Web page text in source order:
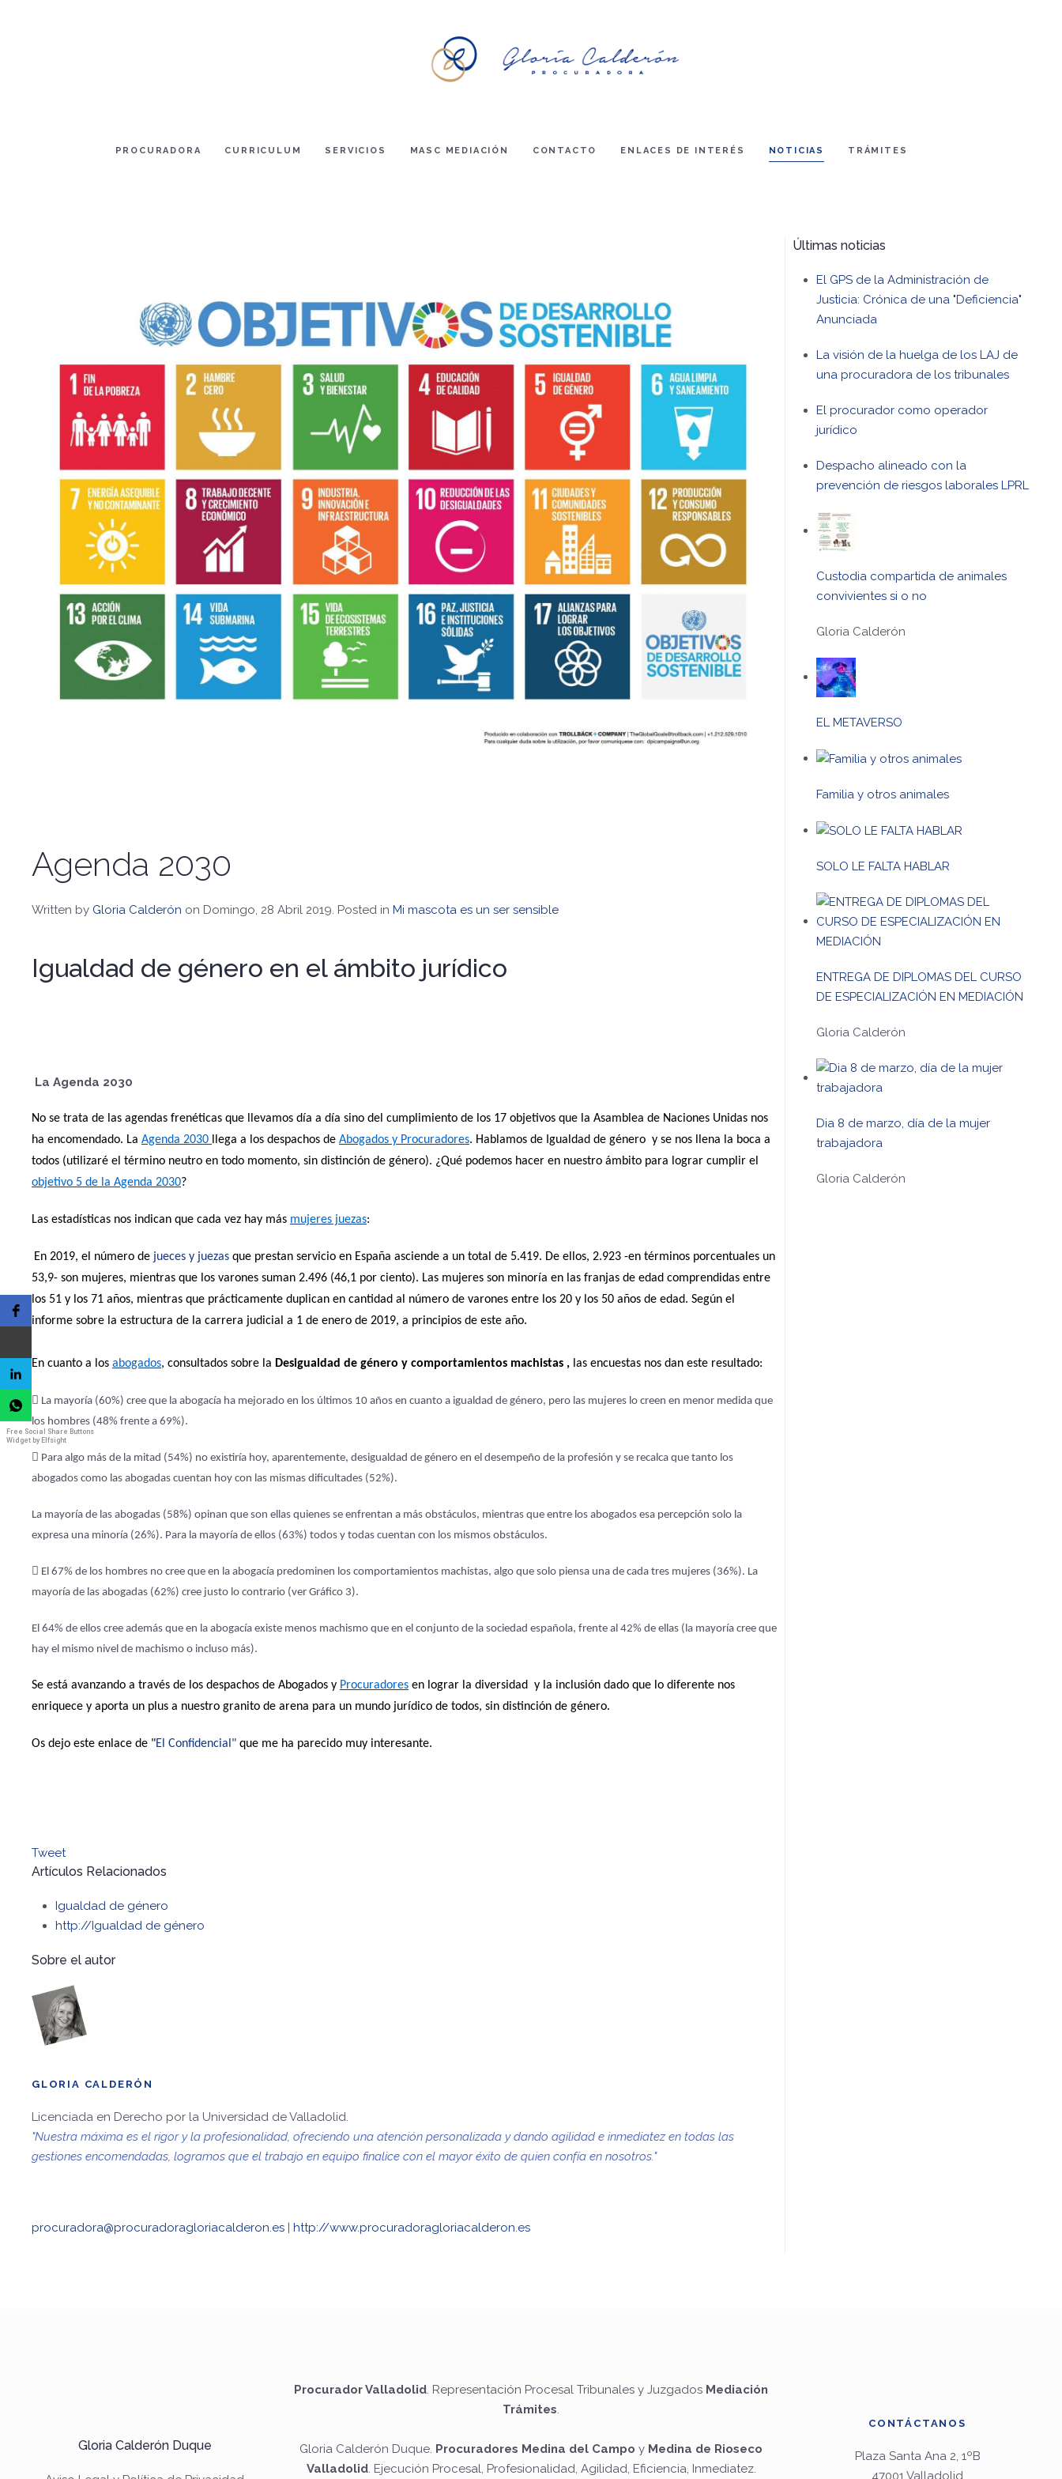
Free Social Share Buttons
Widget by Elfsight
PROCURADORA CURRICULUM SERVICIOS MASC MEDIACIÓN CONTACTO ENLACES DE INTERÉS NOTICIAS TRÁMITES
Agenda 2030
Written by Gloria Calderón on Domingo, 28 Abril 2019. Posted in Mi mascota es un ser sensible
Igualdad de género en el ámbito jurídico
La Agenda 2030
No se trata de las agendas frenéticas que llevamos día a día sino del cumplimiento de los 17 objetivos que la Asamblea de Naciones Unidas nos
ha encomendado. La Agenda 2030 llega a los despachos de Abogados y Procuradores. Hablamos de Igualdad de género y se nos llena la boca a
todos (utilizaré el término neutro en todo momento, sin distinción de género). ¿Qué podemos hacer en nuestro ámbito para lograr cumplir el
objetivo 5 de la Agenda 2030?
Las estadísticas nos indican que cada vez hay más mujeres juezas:
En 2019, el número de jueces y juezas que prestan servicio en España asciende a un total de 5.419. De ellos, 2.923 -en términos porcentuales un
53,9- son mujeres, mientras que los varones suman 2.496 (46,1 por ciento). Las mujeres son minoría en las franjas de edad comprendidas entre
los 51 y los 71 años, mientras que prácticamente duplican en cantidad al número de varones entre los 20 y los 50 años de edad. Según el
informe sobre la estructura de la carrera judicial a 1 de enero de 2019, a principios de este año.
En cuanto a los abogados, consultados sobre la Desigualdad de género y comportamientos machistas , las encuestas nos dan este resultado:
 La mayoría (60%) cree que la abogacía ha mejorado en los últimos 10 años en cuanto a igualdad de género, pero las mujeres lo creen en menor medida que
los hombres (48% frente a 69%).
 Para algo más de la mitad (54%) no existiría hoy, aparentemente, desigualdad de género en el desempeño de la profesión y se recalca que tanto los
abogados como las abogadas cuentan hoy con las mismas dificultades (52%).
La mayoría de las abogadas (58%) opinan que son ellas quienes se enfrentan a más obstáculos, mientras que entre los abogados esa percepción solo la
expresa una minoría (26%). Para la mayoría de ellos (63%) todos y todas cuentan con los mismos obstáculos.
 El 67% de los hombres no cree que en la abogacía predominen los comportamientos machistas, algo que solo piensa una de cada tres mujeres (36%). La
mayoría de las abogadas (62%) cree justo lo contrario (ver Gráfico 3).
El 64% de ellos cree además que en la abogacía existe menos machismo que en el conjunto de la sociedad española, frente al 42% de ellas (la mayoría cree que
hay el mismo nivel de machismo o incluso más).
Se está avanzando a través de los despachos de Abogados y Procuradores en lograr la diversidad y la inclusión dado que lo diferente nos
enriquece y aporta un plus a nuestro granito de arena para un mundo jurídico de todos, sin distinción de género.
Os dejo este enlace de "El Confidencial" que me ha parecido muy interesante.
Tweet
Artículos Relacionados
Igualdad de género
http://Igualdad de género
Sobre el autor
GLORIA CALDERÓN
Licenciada en Derecho por la Universidad de Valladolid.
"Nuestra máxima es el rigor y la profesionalidad, ofreciendo una atención personalizada y dando agilidad e inmediatez en todas las
gestiones encomendadas, logramos que el trabajo en equipo finalice con el mayor éxito de quien confía en nosotros."
procuradora@procuradoragloriacalderon.es http://www.procuradoragloriacalderon.es
Últimas noticias
El GPS de la Administración de
Justicia: Crónica de una "Deficiencia"
Anunciada
La visión de la huelga de los LAJ de
una procuradora de los tribunales
El procurador como operador
jurídico
Despacho alineado con la
prevención de riesgos laborales LPRL
Custodia compartida de animales
convivientes si o no
Gloria Calderón
EL METAVERSO
Familia y otros animales
SOLO LE FALTA HABLAR
ENTREGA DE DIPLOMAS DEL CURSO
DE ESPECIALIZACIÓN EN MEDIACIÓN
Gloria Calderón
Dia 8 de marzo, día de la mujer
trabajadora
Gloria Calderón
Gloria Calderón Duque
Procurador Valladolid. Representación Procesal Tribunales y Juzgados Mediación
Trámites.
Gloria Calderón Duque. Procuradores Medina del Campo y Medina de Rioseco
Valladolid. Ejecución Procesal, Profesionalidad, Agilidad, Eficiencia, Inmediatez.
CONTÁCTANOS
Plaza Santa Ana 2, 1ºB
47001 Valladolid